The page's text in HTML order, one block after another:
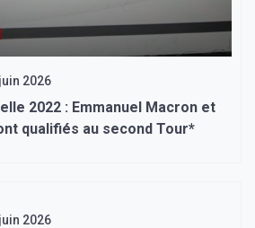
2026
2022 : Emmanuel Macron et
qualifiés au second Tour*
2026